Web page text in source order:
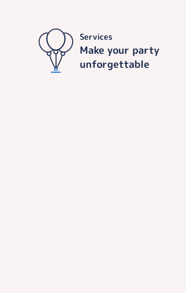
Services
Make your party
unforgettable